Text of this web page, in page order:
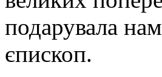
подарувала
єпископ.